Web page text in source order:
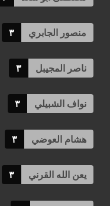
منصور الجابري ٣
ناصر المجيبل ٣
نواف الشبيلي ٣
هشام العوضي ٣
يعن الله القرني ٣